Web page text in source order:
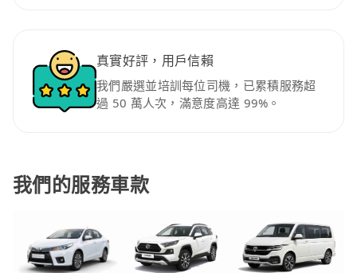
真實好評，用戶信賴
我們嚴選並培訓每位司機，已累積服務超
過 50 萬人次，滿意度高達 99%。
我們的服務車款